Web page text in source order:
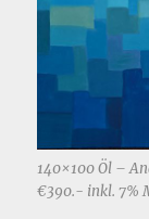
140×100 Öl –
€390.- inkl. 7%